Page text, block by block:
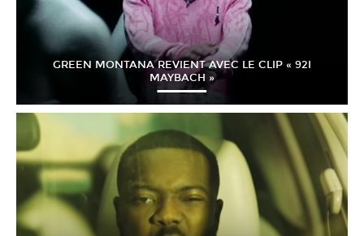
GREEN MONTANA REVIENT AVEC LE CLIP « 92I
MAYBACH »